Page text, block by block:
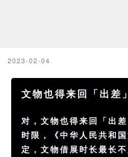
2023-02-04
文物也得来回「出差
对，文物也得来回「出
时限，《中华人民共和
定，文物借展时长最长